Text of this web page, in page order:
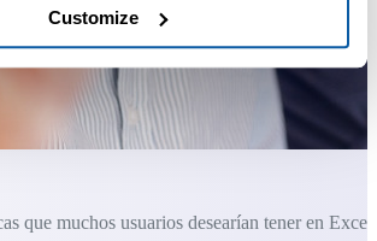
Customize
que muchos usuarios desearían tener en Excel.